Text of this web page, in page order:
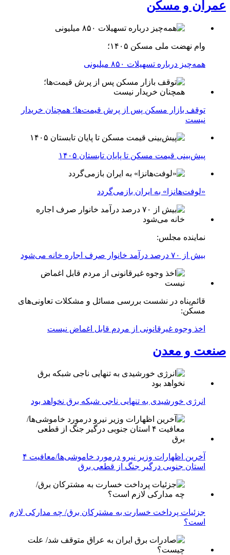
عمران و مسکن
وام نهضت ملی مسکن ۱۴۰۵؛
همه‌چیز درباره تسهیلات ۸۵۰ میلیونی
توقف بازار مسکن پس از پرش قیمت‌ها؛ همچنان خریدار
نیست
پیش‌بینی قیمت مسکن تا پایان تابستان ۱۴۰۵
«لوفت‌هانزا» به ایران بازمی‌گردد
نماینده مجلس:
بیش از ۷۰ درصد درآمد خانوار صرف اجاره خانه می‌شود
قائم‌پناه در نشست بررسی مسائل و مشکلات تعاونی‌های
مسکن:
اخذ وجوه غیرقانونی از مردم قابل اغماض نیست
صنعت و معدن
انرژی خورشیدی به تنهایی ناجی شبکه برق نخواهد بود
آخرین اظهارات وزیر نیرو درمورد خاموشی‌ها/معافیت ۴
استان جنوبی درگیر جنگ از قطعی برق
جزئیات پرداخت خسارت به مشترکان برق/ چه مدارکی لازم
است؟